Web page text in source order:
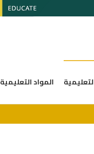
المواد التعليمية